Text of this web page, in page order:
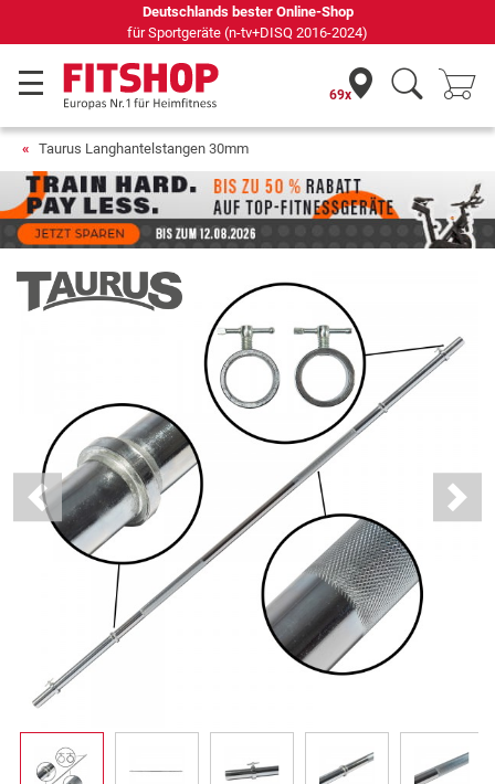
Seit 42 Jahren Ihr Experte für Heimfitness
69x
Taurus Langhantelstangen 30mm
Previous Next